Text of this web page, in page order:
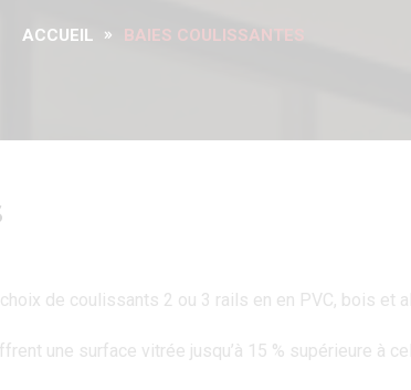
ACCUEIL BAIES COULISSANTES
de coulissants 2 ou 3 rails en en PVC, bois et
une surface vitrée jusqu’à 15 % supérieure à